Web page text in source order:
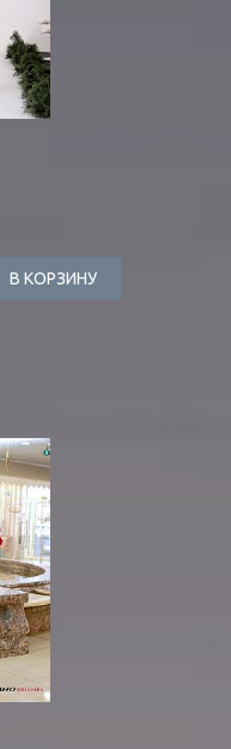
В КОРЗИНУ